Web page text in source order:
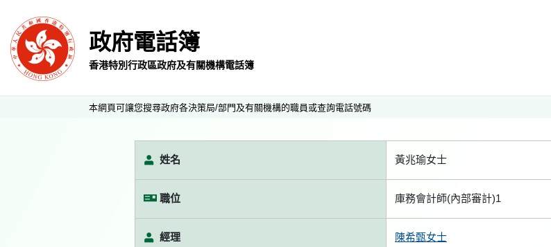
政府電話簿
香港特別行政區政府及有關機構電話簿
本網頁可讓您搜尋政府各決策局/部門及有關機構的職員或查詢電話號碼
姓名 黃兆瑜女士
職位 庫務會計師(內部審計)1
經理 陳希甄女士